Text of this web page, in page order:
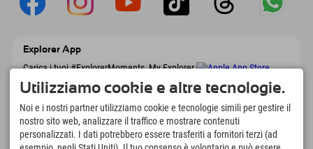
Explorer App
Carica i tuoi #ExplorerMoments, My Explorer
lista dei desideri, panoramica dei ristoranti e
molto altro. Scaricalo subito!
È tempo di momenti da esploratore
Utilizziamo cookie e altre tecnologie.
Noi e i nostri partner utilizziamo cookie e tecnologie simili per gestire il
nostro sito web, analizzare il traffico e mostrare contenuti
personalizzati. I dati potrebbero essere trasferiti a fornitori terzi (ad